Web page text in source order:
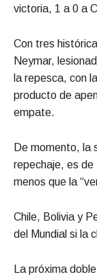
victoria, 1 a 0 a
Con tres
Neymar,
la repesca, con
producto de
empate.
De momento, la
repechaje, es de
menos que la
Chile, Bolivia y
del Mundial si la
La próxima